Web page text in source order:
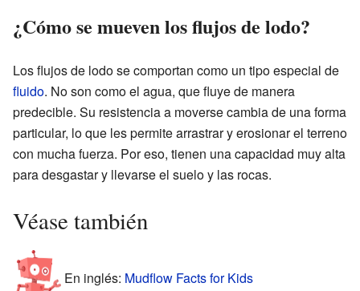
¿Cómo se mueven los flujos de lodo?
Los flujos de lodo se comportan como un tipo especial de
fluido. No son como el agua, que fluye de manera
predecible. Su resistencia a moverse cambia de una forma
particular, lo que les permite arrastrar y erosionar el terreno
con mucha fuerza. Por eso, tienen una capacidad muy alta
para desgastar y llevarse el suelo y las rocas.
Véase también
En inglés: Mudflow Facts for Kids